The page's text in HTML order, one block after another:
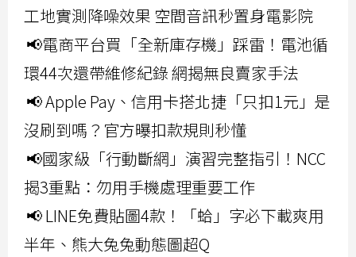
工地實測降噪效果 空間音訊秒置身電影院
📢電商平台買「全新庫存機」踩雷！電池循
環44次還帶維修紀錄 網揭無良賣家手法
📢 Apple Pay、信用卡搭北捷「只扣1元」是
沒刷到嗎？官方曝扣款規則秒懂
📢國家級「行動斷網」演習完整指引！NCC
揭3重點：勿用手機處理重要工作
📢 LINE免費貼圖4款！「蛤」字必下載爽用
半年、熊大兔兔動態圖超Q